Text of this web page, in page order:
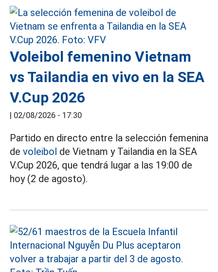
Voleibol femenino Vietnam
vs Tailandia en vivo en la SEA
V.Cup 2026
| 02/08/2026 - 17:30
Partido en directo entre la selección femenina
de voleibol de Vietnam y Tailandia en la SEA
V.Cup 2026, que tendrá lugar a las 19:00 de
hoy (2 de agosto).